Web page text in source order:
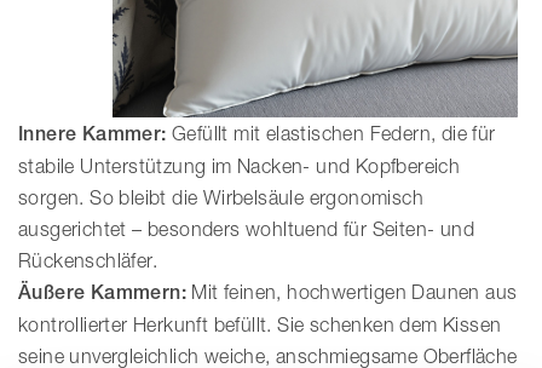
Innere Kammer: Gefüllt mit elastischen Federn, die für
stabile Unterstützung im Nacken- und Kopfbereich
sorgen. So bleibt die Wirbelsäule ergonomisch
ausgerichtet – besonders wohltuend für Seiten- und
Rückenschläfer.
Äußere Kammern: Mit feinen, hochwertigen Daunen aus
kontrollierter Herkunft befüllt. Sie schenken dem Kissen
seine unvergleichlich weiche, anschmiegsame Oberfläche